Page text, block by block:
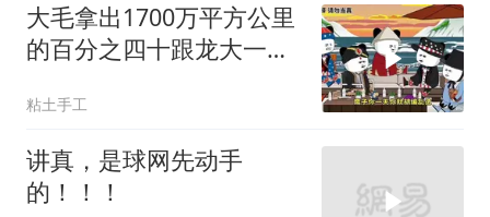
大毛拿出1700万平方公里
的百分之四十跟龙大一起
粘土手工
讲真，是球网先动手
的！！！